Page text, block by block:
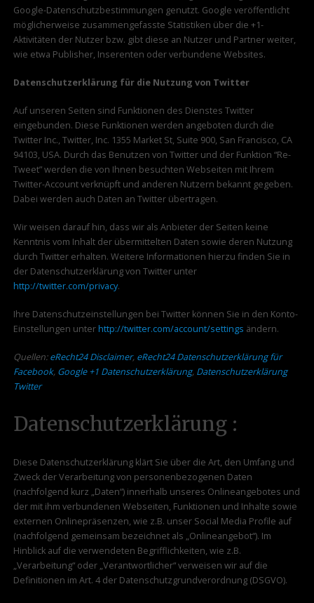
Google-Datenschutzbestimmungen genutzt. Google veröffentlicht
möglicherweise zusammengefasste Statistiken über die +1-
Aktivitäten der Nutzer bzw. gibt diese an Nutzer und Partner weiter,
wie etwa Publisher, Inserenten oder verbundene Websites.
Datenschutzerklärung für die Nutzung von Twitter
Auf unseren Seiten sind Funktionen des Dienstes Twitter
eingebunden. Diese Funktionen werden angeboten durch die
Twitter Inc., Twitter, Inc. 1355 Market St, Suite 900, San Francisco, CA
94103, USA. Durch das Benutzen von Twitter und der Funktion “Re-
Tweet” werden die von Ihnen besuchten Webseiten mit Ihrem
Twitter-Account verknüpft und anderen Nutzern bekannt gegeben.
Dabei werden auch Daten an Twitter übertragen.
Wir weisen darauf hin, dass wir als Anbieter der Seiten keine
Kenntnis vom Inhalt der übermittelten Daten sowie deren Nutzung
durch Twitter erhalten. Weitere Informationen hierzu finden Sie in
der Datenschutzerklärung von Twitter unter
http://twitter.com/privacy.
Ihre Datenschutzeinstellungen bei Twitter können Sie in den Konto-
Einstellungen unterhttp://twitter.com/account/settings ändern.
Quellen:eRecht24 Disclaimer, eRecht24 Datenschutzerklärung für
Facebook, Google +1 Datenschutzerklärung, Datenschutzerklärung
Twitter
Datenschutzerklärung :
Diese Datenschutzerklärung klärt Sie über die Art, den Umfang und
Zweck der Verarbeitung von personenbezogenen Daten
(nachfolgend kurz „Daten“) innerhalb unseres Onlineangebotes und
der mit ihm verbundenen Webseiten, Funktionen und Inhalte sowie
externen Onlinepräsenzen, wie z.B. unser Social Media Profile auf
(nachfolgend gemeinsam bezeichnet als „Onlineangebot“). Im
Hinblick auf die verwendeten Begrifflichkeiten, wie z.B.
„Verarbeitung“ oder „Verantwortlicher“ verweisen wir auf die
Definitionen im Art. 4 der Datenschutzgrundverordnung (DSGVO).